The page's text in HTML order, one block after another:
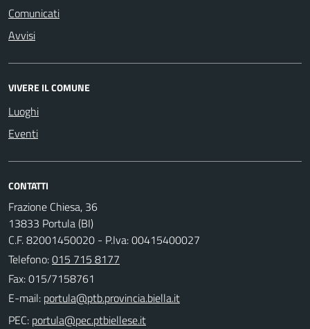
Comunicati
Avvisi
VIVERE IL COMUNE
Luoghi
Eventi
CONTATTI
Frazione Chiesa, 36
13833 Portula (BI)
C.F. 82001450020 - P.Iva: 00415400027
Telefono:015 715 8177
Fax: 015/7158761
E-mail:
PEC: